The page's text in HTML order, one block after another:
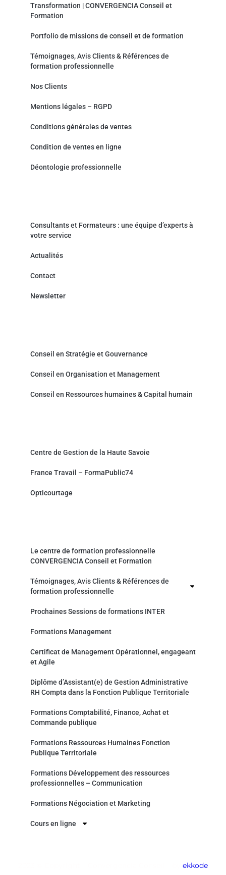
Transformation | CONVERGENCIA Conseil et
Formation
Portfolio de missions de conseil et de formation
Témoignages, Avis Clients & Références de
formation professionnelle
Nos Clients
Mentions légales – RGPD
Conditions générales de ventes
Condition de ventes en ligne
Déontologie professionnelle
Consultants et Formateurs : une équipe d’experts à
votre service
Actualités
Contact
Newsletter
Conseil en Stratégie et Gouvernance
Conseil en Organisation et Management
Conseil en Ressources humaines & Capital humain
Centre de Gestion de la Haute Savoie
France Travail – FormaPublic74
Opticourtage
Le centre de formation professionnelle
CONVERGENCIA Conseil et Formation
Témoignages, Avis Clients & Références de
formation professionnelle
Prochaines Sessions de formations INTER
Formations Management
Certificat de Management Opérationnel, engageant
et Agile
Diplôme d’Assistant(e) de Gestion Administrative
RH Compta dans la Fonction Publique Territoriale
Formations Comptabilité, Finance, Achat et
Commande publique
Formations Ressources Humaines Fonction
Publique Territoriale
Formations Développement des ressources
professionnelles – Communication
Formations Négociation et Marketing
Cours en ligne
ekkode